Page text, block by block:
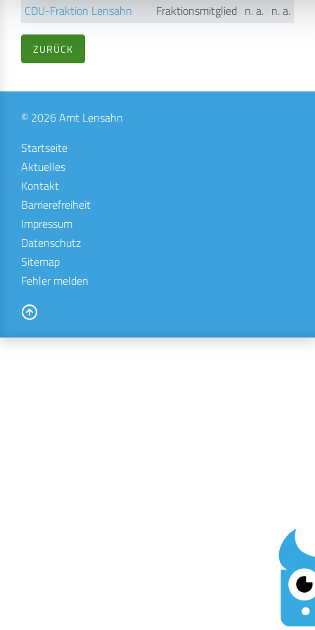
CDU-Fraktion Lensahn
Fraktionsmitglied n. a. n. a.
ZURÜCK
© 2026 Amt Lensahn
Startseite
Aktuelles
Kontakt
Barrierefreiheit
Impressum
Datenschutz
Sitemap
Fehler melden